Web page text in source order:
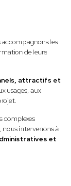
accompagnons les
de leurs
attractifs et
usages, aux
complexes
, nous intervenons à
et